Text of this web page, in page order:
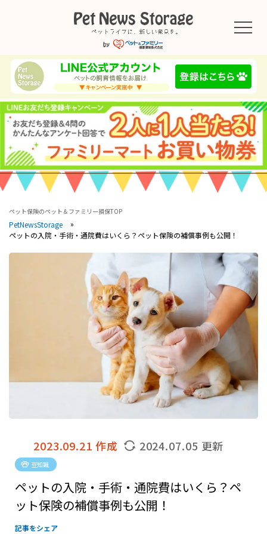
ペット保険のペット＆ファミリー損保TOP
PetNewsStorage
ペットの入院・手術・通院費はいくら？ペット保険の補償事例も公開！
2023.09.21 作成 2024.07.05 更新
豆知識
ペットの入院・手術・通院費はいくら？ペ
ット保険の補償事例も公開！
記事をシェア